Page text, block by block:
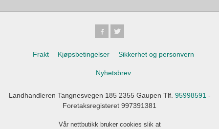
Frakt Kjøpsbetingelser Sikkerhet og personvern
Nyhetsbrev
Landhandleren Tangnesvegen 185 2355 Gaupen Tlf. 95998591-
Foretaksregisteret 997391381
Vår nettbutikk bruker cookies slik at